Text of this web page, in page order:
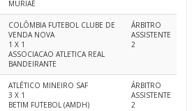
MURIAÉ
COLÔMBIA FUTEBOL CLUBE DE
VENDA NOVA
1 X 1
ASSOCIACAO ATLETICA REAL
BANDEIRANTE
ÁRBITRO
ASSISTENTE
2
ATLÉTICO MINEIRO SAF
3 X 1
BETIM FUTEBOL (AMDH)
ÁRBITRO
ASSISTENTE
2